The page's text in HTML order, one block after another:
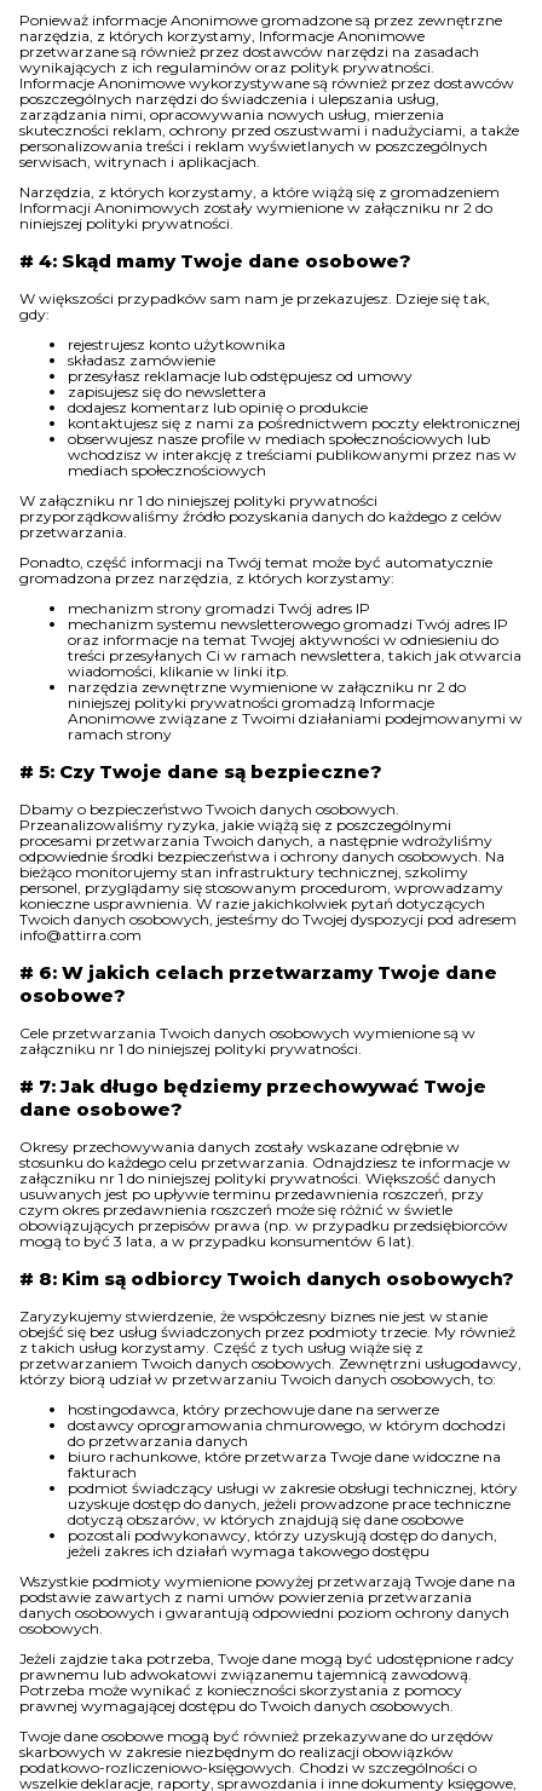
Ponieważ informacje Anonimowe gromadzone są przez zewnętrzne
narzędzia, z których korzystamy, Informacje Anonimowe
przetwarzane są również przez dostawców narzędzi na zasadach
wynikających z ich regulaminów oraz polityk prywatności.
Informacje Anonimowe wykorzystywane są również przez dostawców
poszczególnych narzędzi do świadczenia i ulepszania usług,
zarządzania nimi, opracowywania nowych usług, mierzenia
skuteczności reklam, ochrony przed oszustwami i nadużyciami, a także
personalizowania treści i reklam wyświetlanych w poszczególnych
serwisach, witrynach i aplikacjach.
Narzędzia, z których korzystamy, a które wiążą się z gromadzeniem
Informacji Anonimowych zostały wymienione w załączniku nr 2 do
niniejszej polityki prywatności.
# 4: Skąd mamy Twoje dane osobowe?
W większości przypadków sam nam je przekazujesz. Dzieje się tak,
gdy:
rejestrujesz konto użytkownika
składasz zamówienie
przesyłasz reklamacje lub odstępujesz od umowy
zapisujesz się do newslettera
dodajesz komentarz lub opinię o produkcie
kontaktujesz się z nami za pośrednictwem poczty elektronicznej
obserwujesz nasze profile w mediach społecznościowych lub
wchodzisz w interakcję z treściami publikowanymi przez nas w
mediach społecznościowych
W załączniku nr 1 do niniejszej polityki prywatności
przyporządkowaliśmy źródło pozyskania danych do każdego z celów
przetwarzania.
Ponadto, część informacji na Twój temat może być automatycznie
gromadzona przez narzędzia, z których korzystamy:
mechanizm strony gromadzi Twój adres IP
mechanizm systemu newsletterowego gromadzi Twój adres IP
oraz informacje na temat Twojej aktywności w odniesieniu do
treści przesyłanych Ci w ramach newslettera, takich jak otwarcia
wiadomości, klikanie w linki itp.
narzędzia zewnętrzne wymienione w załączniku nr 2 do
niniejszej polityki prywatności gromadzą Informacje
Anonimowe związane z Twoimi działaniami podejmowanymi w
ramach strony
# 5: Czy Twoje dane są bezpieczne?
Dbamy o bezpieczeństwo Twoich danych osobowych.
Przeanalizowaliśmy ryzyka, jakie wiążą się z poszczególnymi
procesami przetwarzania Twoich danych, a następnie wdrożyliśmy
odpowiednie środki bezpieczeństwa i ochrony danych osobowych. Na
bieżąco monitorujemy stan infrastruktury technicznej, szkolimy
personel, przyglądamy się stosowanym procedurom, wprowadzamy
konieczne usprawnienia. W razie jakichkolwiek pytań dotyczących
Twoich danych osobowych, jesteśmy do Twojej dyspozycji pod adresem
info@attirra.com
# 6: W jakich celach przetwarzamy Twoje dane
osobowe?
Cele przetwarzania Twoich danych osobowych wymienione są w
załączniku nr 1 do niniejszej polityki prywatności.
# 7: Jak długo będziemy przechowywać Twoje
dane osobowe?
Okresy przechowywania danych zostały wskazane odrębnie w
stosunku do każdego celu przetwarzania. Odnajdziesz te informacje w
załączniku nr 1 do niniejszej polityki prywatności. Większość danych
usuwanych jest po upływie terminu przedawnienia roszczeń, przy
czym okres przedawnienia roszczeń może się różnić w świetle
obowiązujących przepisów prawa (np. w przypadku przedsiębiorców
mogą to być 3 lata, a w przypadku konsumentów 6 lat).
# 8: Kim są odbiorcy Twoich danych osobowych?
Zaryzykujemy stwierdzenie, że współczesny biznes nie jest w stanie
obejść się bez usług świadczonych przez podmioty trzecie. My również
z takich usług korzystamy. Część z tych usług wiąże się z
przetwarzaniem Twoich danych osobowych. Zewnętrzni usługodawcy,
którzy biorą udział w przetwarzaniu Twoich danych osobowych, to:
hostingodawca, który przechowuje dane na serwerze
dostawcy oprogramowania chmurowego, w którym dochodzi
do przetwarzania danych
biuro rachunkowe, które przetwarza Twoje dane widoczne na
fakturach
podmiot świadczący usługi w zakresie obsługi technicznej, który
uzyskuje dostęp do danych, jeżeli prowadzone prace techniczne
dotyczą obszarów, w których znajdują się dane osobowe
pozostali podwykonawcy, którzy uzyskują dostęp do danych,
jeżeli zakres ich działań wymaga takowego dostępu
Wszystkie podmioty wymienione powyżej przetwarzają Twoje dane na
podstawie zawartych z nami umów powierzenia przetwarzania
danych osobowych i gwarantują odpowiedni poziom ochrony danych
osobowych.
Jeżeli zajdzie taka potrzeba, Twoje dane mogą być udostępnione radcy
prawnemu lub adwokatowi związanemu tajemnicą zawodową.
Potrzeba może wynikać z konieczności skorzystania z pomocy
prawnej wymagającej dostępu do Twoich danych osobowych.
Twoje dane osobowe mogą być również przekazywane do urzędów
skarbowych w zakresie niezbędnym do realizacji obowiązków
podatkowo-rozliczeniowo-księgowych. Chodzi w szczególności o
wszelkie deklaracje, raporty, sprawozdania i inne dokumenty księgowe,